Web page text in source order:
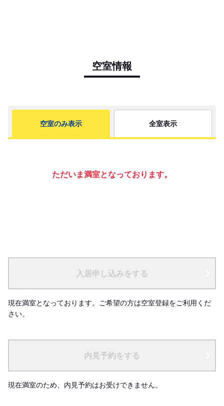
空室情報
空室のみ表示 全室表示
ただいま満室となっております。
入居申し込みをする
現在満室となっております。ご希望の方は空室登録をご利用くだ
さい。
内見予約をする
現在満室のため、内見予約はお受けできません。